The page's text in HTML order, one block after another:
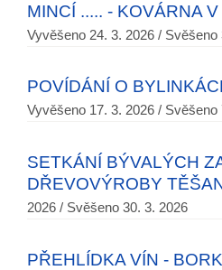
MINCÍ ..... - KOVÁRNA
Vyvěšeno 24. 3. 2026 / Svěšeno
POVÍDÁNÍ O
Vyvěšeno 17. 3. 2026 / Svěšeno
SETKÁNÍ BÝVALÝCH
DŘEVOVÝROBY
2026 / Svěšeno 30. 3. 2026
PŘEHLÍDKA VÍN -